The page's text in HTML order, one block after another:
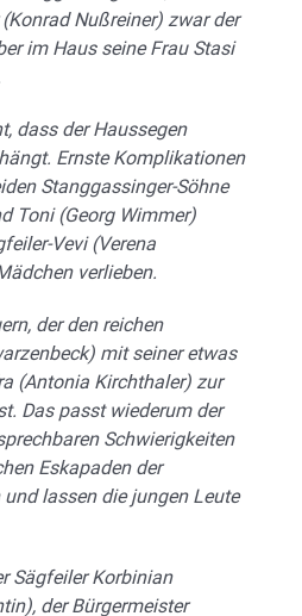
Nußreiner) zwar der
im Haus seine Frau Stasi
dass der Haussegen
Ernste Komplikationen
Stanggassinger-Söhne
Toni (Georg Wimmer)
Vevi (Verena
verlieben.
der den reichen
mit seiner etwas
(Antonia Kirchthaler) zur
Das passt wiederum der
Schwierigkeiten
Eskapaden der
lassen die jungen Leute
Sägfeiler Korbinian
der Bürgermeister